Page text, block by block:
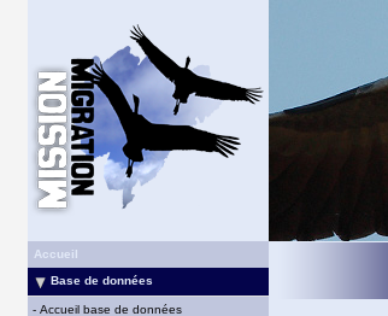
Accueil
Base de données
- Accueil base de données